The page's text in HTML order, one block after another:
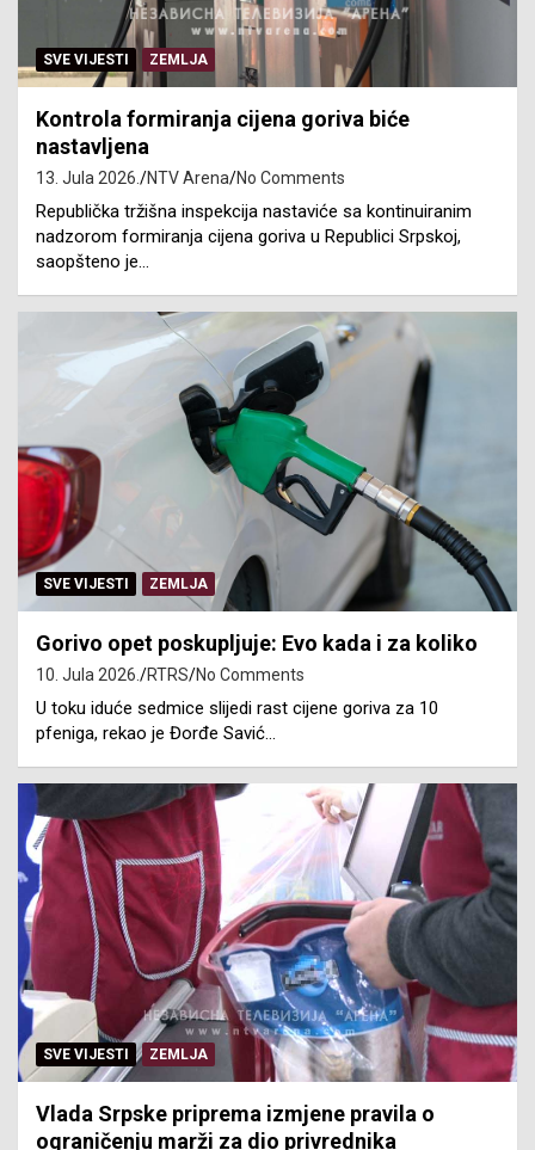
SVE VIJESTI ZEMLJA
Kontrola formiranja cijena goriva biće
nastavljena
13. Jula 2026. NTV Arena No Comments
Republička tržišna inspekcija nastaviće sa kontinuiranim
nadzorom formiranja cijena goriva u Republici Srpskoj,
saopšteno je…
SVE VIJESTI ZEMLJA
Gorivo opet poskupljuje: Evo kada i za koliko
10. Jula 2026. RTRS No Comments
U toku iduće sedmice slijedi rast cijene goriva za 10
pfeniga, rekao je Đorđe Savić…
SVE VIJESTI ZEMLJA
Vlada Srpske priprema izmjene pravila o
ograničenju marži za dio privrednika